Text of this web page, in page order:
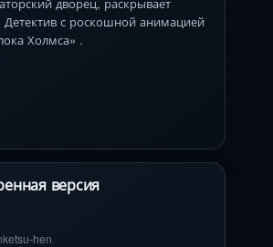
с роскошной анимацией
Холмса» .
версия
hen